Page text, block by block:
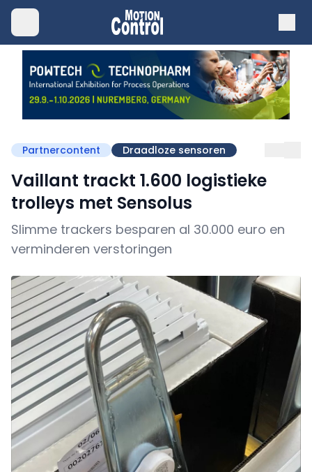
Partnercontent Draadloze sensoren
Vaillant trackt 1.600 logistieke
trolleys met Sensolus
Slimme trackers besparen al 30.000 euro en
verminderen verstoringen